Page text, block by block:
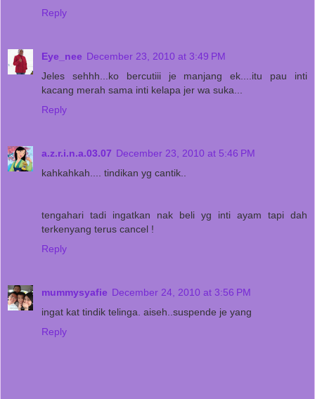
Reply
Eye_nee December 23, 2010 at 3:49 PM
Jeles sehhh...ko bercutiii je manjang ek....itu pau inti
kacang merah sama inti kelapa jer wa suka...
Reply
a.z.r.i.n.a.03.07 December 23, 2010 at 5:46 PM
kahkahkah.... tindikan yg cantik..
tengahari tadi ingatkan nak beli yg inti ayam tapi dah
terkenyang terus cancel !
Reply
mummysyafie December 24, 2010 at 3:56 PM
ingat kat tindik telinga. aiseh..suspende je yang
Reply